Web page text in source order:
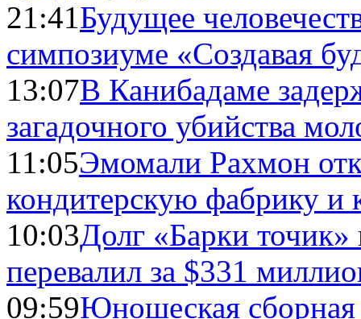
21:41Будущее
симпозиуме «Создавая
13:07В Канибадаме
загадочного убийства
11:05Эмомали Рахмон
кондитерскую фабрику и
10:03Долг «Барки
перевалил за $331
09:59Юношеская